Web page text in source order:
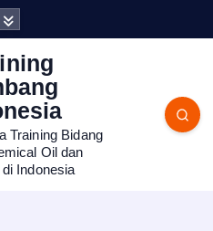
Training Bidang
Oil dan
Indonesia